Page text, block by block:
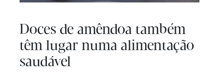
Doces de amêndoa também
têm lugar numa alimentação
saudável